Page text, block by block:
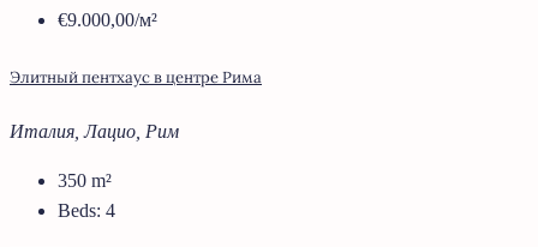
€9.000,00/м²
Элитный пентхаус в центре Рима
Италия, Лацио, Рим
350 m²
Beds: 4